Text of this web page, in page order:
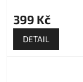
399 Kč
DETAIL